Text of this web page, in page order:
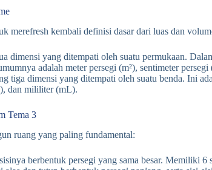
merefresh kembali definisi dasar dari luas dan
dimensi yang ditempati oleh suatu permukaan.
adalah meter persegi (m²), sentimeter persegi
tiga dimensi yang ditempati oleh suatu benda. Ini
dan mililiter (mL).
Tema 3
ruang yang paling fundamental:
berbentuk persegi yang sama besar. Memiliki